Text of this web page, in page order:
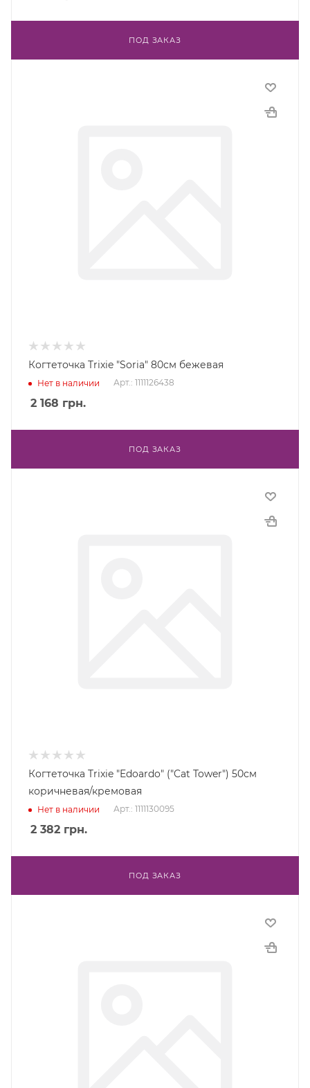
ПОД ЗАКАЗ
Когтеточка Trixie "Soria" 80см бежевая
Нет в наличии Арт.: 1111126438
2 168 грн.
ПОД ЗАКАЗ
Когтеточка Trixie "Edoardo" ("Cat Tower") 50см
коричневая/кремовая
Нет в наличии Арт.: 1111130095
2 382 грн.
ПОД ЗАКАЗ